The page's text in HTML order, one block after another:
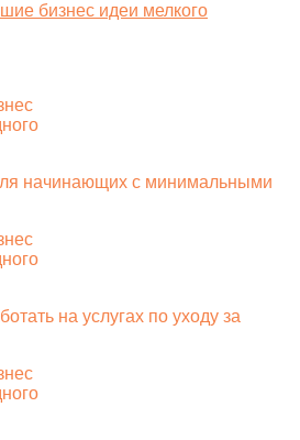
бизнес идеи мелкого
начинающих с минимальными
на услугах по уходу за